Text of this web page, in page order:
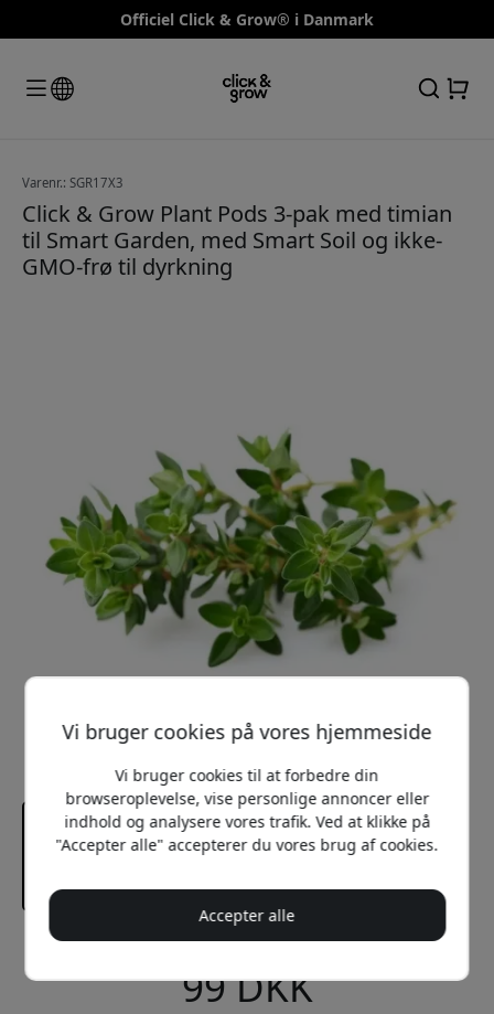
Officiel Click & Grow® i Danmark
Varenr.: SGR17X3
Click & Grow Plant Pods 3-pak med timian
til Smart Garden, med Smart Soil og ikke-
GMO-frø til dyrkning
99 DKK
Vi bruger cookies på vores hjemmeside
Vi bruger cookies til at forbedre din
browseroplevelse, vise personlige annoncer eller
indhold og analysere vores trafik. Ved at klikke på
"Accepter alle" accepterer du vores brug af cookies.
Accepter alle